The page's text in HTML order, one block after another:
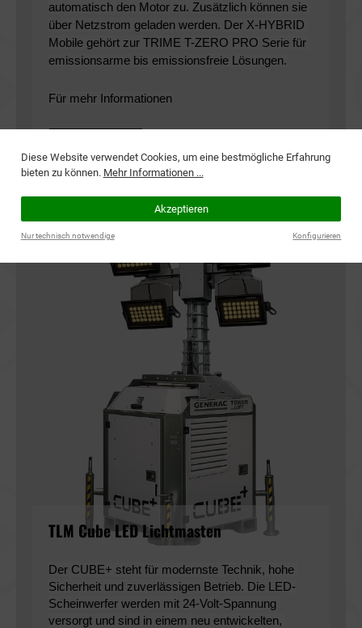
automatisch den Motor zu. Zusätzlich können sie
über Netzstrom geladen werden. Der X-HYBRID
Mobile gehört zur TRIME T-ZERO PRO Serie für
emissionsarme bis emissionsfreie Lösungen.
Für mehr Informationen
TLM Cube LED Lichtmasten
Der CUBE+ steht für modernste Technik, hohe
Sicherheit und zuverlässigen Betrieb. Die LED-
Scheinwerfer werden mit 24-Volt-Spannung
versorgt und sind in einem neu entwickelten,
Diese Website verwendet Cookies, um eine bestmögliche Erfahrung
bieten zu können. Mehr Informationen ...
Akzeptieren
Nur technisch notwendige Konfigurieren